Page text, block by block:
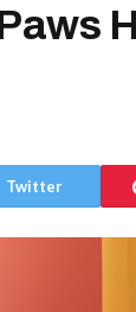
Twitter